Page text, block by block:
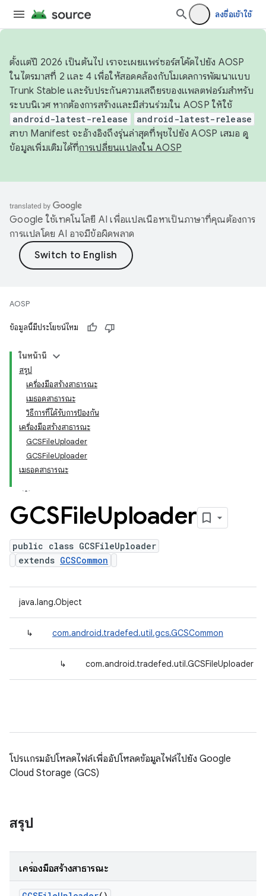
ลงชื่อเข้าใช้
ตั้งแต่ปี 2026 เป็นต้นไป เราจะเผยแพร่ซอร์สโค้ดไปยัง AOSP
ในไตรมาสที่ 2 และ 4 เพื่อให้สอดคล้องกับโมเดลการพัฒนาแบบ
Trunk Stable และรับประกันความเสถียรของแพลตฟอร์มสำหรับ
ระบบนิเวศ หากต้องการสร้างและมีส่วนร่วมใน AOSP ให้ใช้
android-latest-release android-latest-release
สาขา Manifest จะอ้างอิงถึงรุ่นล่าสุดที่พุชไปยัง AOSP เสมอ ดู
ข้อมูลเพิ่มเติมได้ที่การเปลี่ยนแปลงใน AOSP
Google ใช้เทคโนโลยี AI เพื่อแปลเนื้อหาเป็นภาษาที่คุณต้องการ
การแปลโดย AI อาจมีข้อผิดพลาด
AOSP
ข้อมูลนี้มีประโยชน์ไหม
ในหน้านี้
สรุป
เครื่องมือสร้างสาธารณะ
เมธอดสาธารณะ
วิธีการที่ได้รับการป้องกัน
เครื่องมือสร้างสาธารณะ
GCSFileUploader
GCSFileUploader
เมธอดสาธารณะ
GCSFileUploader
public class GCSFileUploader
extends GCSCommon
java.lang.Object
↳ com.android.tradefed.util.gcs.GCSCommon
↳ com.android.tradefed.util.GCSFileUploader
โปรแกรมอัปโหลดไฟล์เพื่ออัปโหลดข้อมูลไฟล์ไปยัง Google
Cloud Storage (GCS)
สรุป
เครื่องมือสร้างสาธารณะ